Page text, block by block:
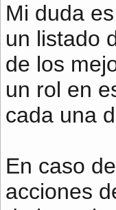
Mi duda
un listado
de los
un rol en
cada una
En caso
acciones